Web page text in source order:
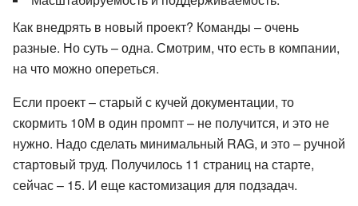
Как внедрять в новый проект? Команды – очень
разные. Но суть – одна. Смотрим, что есть в компании,
на что можно опереться.
Если проект – старый с кучей документации, то
скормить 10М в один промпт – не получится, и это не
нужно. Надо сделать минимальный RAG, и это – ручной
стартовый труд. Получилось 11 страниц на старте,
сейчас – 15. И еще кастомизация для подзадач.